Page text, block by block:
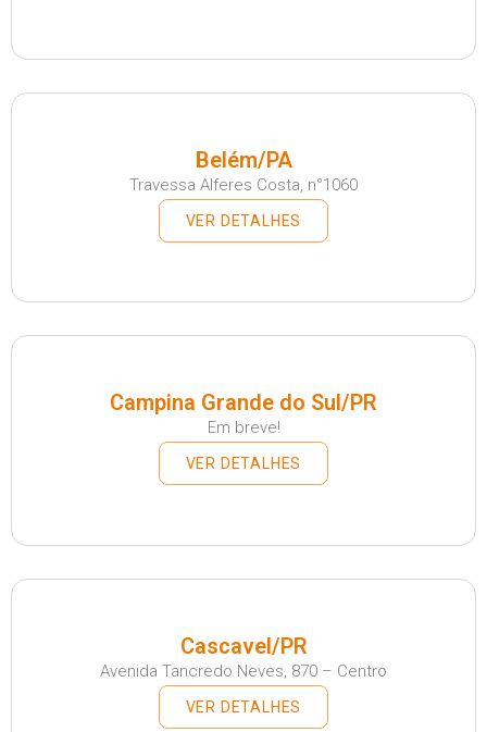
Belém/PA
Travessa Alferes Costa, n°1060
VER DETALHES
Campina Grande do Sul/PR
Em breve!
VER DETALHES
Cascavel/PR
Avenida Tancredo Neves, 870 – Centro
VER DETALHES